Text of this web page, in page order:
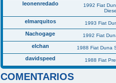
leonenredado
1992 Fiat
elmarquitos 1993 Fiat
Nachogage 1992 Fiat
elchan 1988 Fiat Duna
davidspeed 1988 Fiat
COMENTARIOS